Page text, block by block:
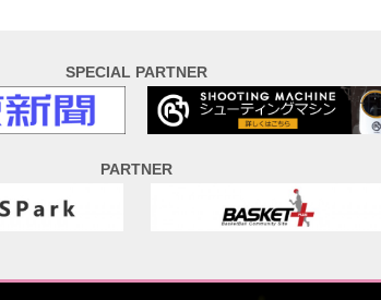
SPECIAL PARTNER
PARTNER